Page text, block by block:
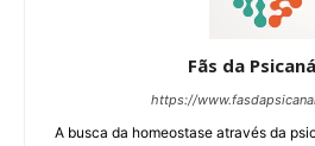
Fãs da
https://
A busca da homeostase através da